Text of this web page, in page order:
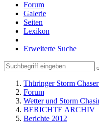
Forum
Galerie
Seiten
Lexikon
Erweiterte Suche
Thüringer Storm
Forum
Wetter und Storm
BERICHTE ARCHIV
Berichte 2012